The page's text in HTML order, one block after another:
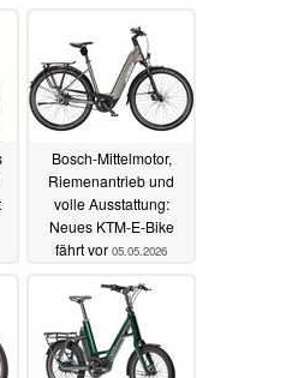
Bosch-Mittelmotor,
Riemenantrieb und
volle Ausstattung:
Neues KTM-E-Bike
fährt vor 05.05.2026